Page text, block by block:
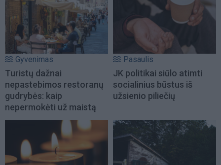
Gyvenimas
Turistų dažnai
nepastebimos restoranų
gudrybės: kaip
nepermokėti už maistą
Pasaulis
JK politikai siūlo atimti
socialinius būstus iš
užsienio piliečių